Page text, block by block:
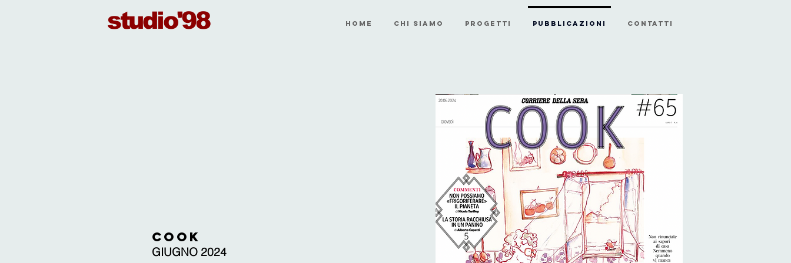
studio'98 HOME CHI SIAMO PROGETTI PUBBLICAZIONI CONTATTI
COOK
GIUGNO 2024